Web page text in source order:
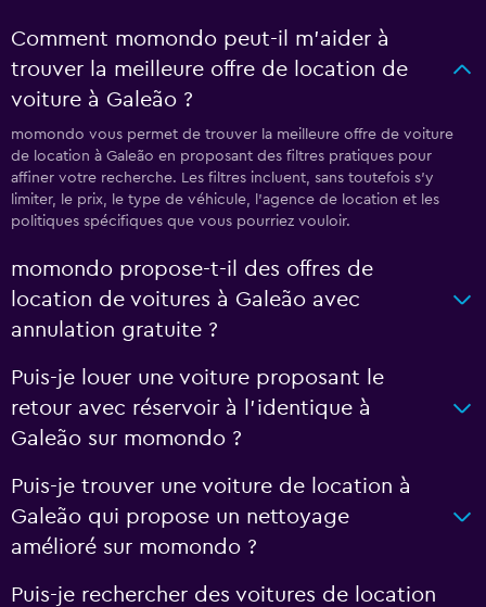
Comment momondo peut-il m’aider à
trouver la meilleure offre de location de
voiture à Galeão ?
momondo vous permet de trouver la meilleure offre de voiture
de location à Galeão en proposant des filtres pratiques pour
affiner votre recherche. Les filtres incluent, sans toutefois s'y
limiter, le prix, le type de véhicule, l'agence de location et les
politiques spécifiques que vous pourriez vouloir.
momondo propose-t-il des offres de
location de voitures à Galeão avec
annulation gratuite ?
Puis-je louer une voiture proposant le
retour avec réservoir à l’identique à
Galeão sur momondo ?
Puis-je trouver une voiture de location à
Galeão qui propose un nettoyage
amélioré sur momondo ?
Puis-je rechercher des voitures de location